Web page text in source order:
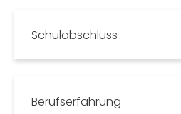
Schulabschluss
Berufserfahrung